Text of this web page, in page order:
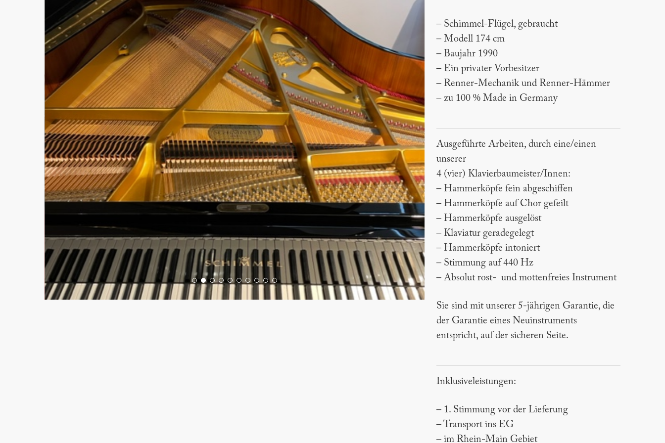
– Schimmel-Flügel, gebraucht
– Modell 174 cm
– Baujahr 1990
– Ein privater Vorbesitzer
– Renner-Mechanik und Renner-Hämmer
– zu 100 % Made in Germany
Ausgeführte Arbeiten, durch eine/einen
unserer
4 (vier) Klavierbaumeister/Innen:
– Hammerköpfe fein abgeschiffen
– Hammerköpfe auf Chor gefeilt
– Hammerköpfe ausgelöst
– Klaviatur geradegelegt
– Hammerköpfe intoniert
– Stimmung auf 440 Hz
– Absolut rost- und mottenfreies Instrument
Sie sind mit unserer 5-jährigen Garantie, die
der Garantie eines Neuinstruments
entspricht, auf der sicheren Seite.
Inklusiveleistungen:
– 1. Stimmung vor der Lieferung
– Transport ins EG
– im Rhein-Main Gebiet